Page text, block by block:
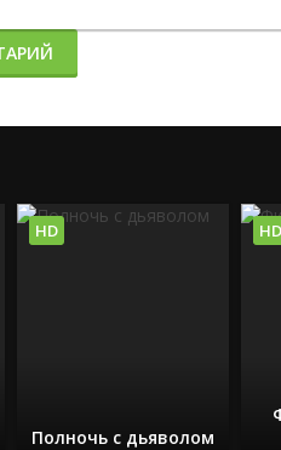
Полночь с дьяволом
HD HD